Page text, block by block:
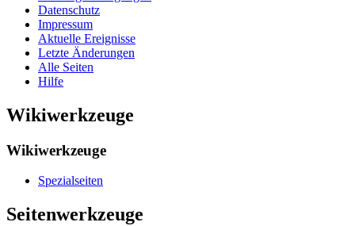
Datenschutz
Impressum
Aktuelle Ereignisse
Letzte Änderungen
Alle Seiten
Hilfe
Wikiwerkzeuge
Wikiwerkzeuge
Spezialseiten
Seitenwerkzeuge